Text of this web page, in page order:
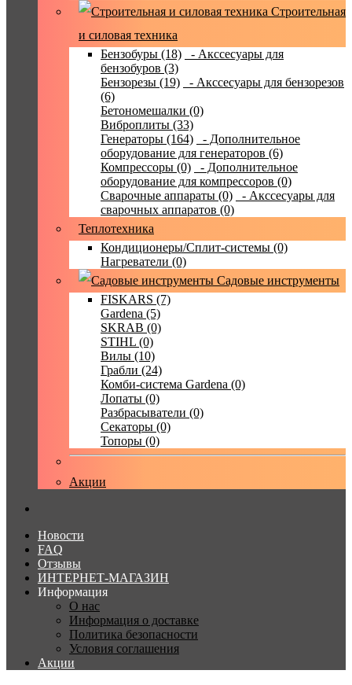
Строительная
и силовая техника
Бензобуры (18)
- Акссесуары для
бензобуров (3)
Бензорезы (19)
- Акссесуары для бензорезов
(6)
Бетономешалки (0)
Виброплиты (33)
Генераторы (164)
- Дополнительное
оборудование для генераторов (6)
Компрессоры (0)
- Дополнительное
оборудование для компрессоров (0)
Сварочные аппараты (0)
- Акссесуары для
сварочных аппаратов (0)
Теплотехника
Кондиционеры/Сплит-системы (0)
Нагреватели (0)
Садовые инструменты
FISKARS (7)
Gardena (5)
SKRAB (0)
STIHL (0)
Вилы (10)
Грабли (24)
Комби-система Gardena (0)
Лопаты (0)
Разбрасыватели (0)
Секаторы (0)
Топоры (0)
Акции
Новости
FAQ
Отзывы
ИНТЕРНЕТ-МАГАЗИН
Информация
О нас
Информация о доставке
Политика безопасности
Условия соглашения
Акции